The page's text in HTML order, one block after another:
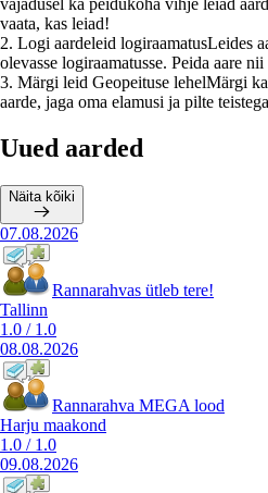
vaata, kas leiad!
2. Logi aardeleid logiraamatusLeides
olevasse logiraamatusse. Peida aare
3. Märgi leid Geopeituse lehelMärgi
aarde, jaga oma elamusi ja pilte
Uued aarded
Näita kõiki
07.08.2026
Rannarahvas ütleb tere!
Tallinn
1.0 / 1.0
08.08.2026
Rannarahva MEGA lood
Harju maakond
1.0 / 1.0
09.08.2026